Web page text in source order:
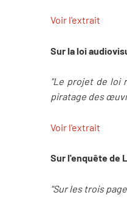
Voir l'extrait
Sur la loi
"Le projet de loi
piratage des
Voir l'extrait
Sur l'enquête de
"Sur les trois